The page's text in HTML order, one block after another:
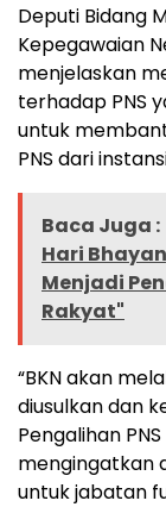
Deputi Bidang
Kepegawaian
menjelaskan
terhadap PNS
untuk
PNS dari
Baca Juga :
Hari
Menjadi
Rakyat"
“BKN akan
diusulkan dan
Pengalihan
mengingatkan
untuk jabatan